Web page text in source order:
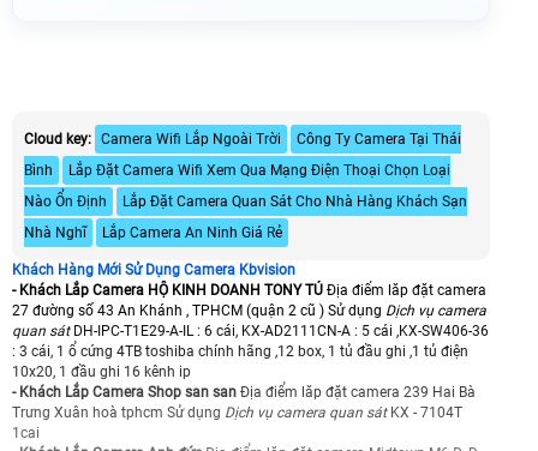
Cloud key: Camera Wifi Lắp Ngoài Trời
Công Ty Camera Tại Thái
Bình
Lắp Đặt Camera Wifi Xem Qua Mạng Điện Thoại Chọn Loại
Nào Ổn Định
Lắp Đặt Camera Quan Sát Cho Nhà Hàng Khách Sạn
Nhà Nghĩ
Lắp Camera An Ninh Giá Rẻ
Khách Hàng Mới Sử Dụng Camera Kbvision
- Khách Lắp Camera HỘ KINH DOANH TONY TÚ Địa điểm lăp đặt camera
27 đường số 43 An Khánh , TPHCM (quận 2 cũ ) Sử dụng Dịch vụ camera
quan sát DH-IPC-T1E29-A-IL : 6 cái, KX-AD2111CN-A : 5 cái ,KX-SW406-36
: 3 cái, 1 ổ cứng 4TB toshiba chính hãng ,12 box, 1 tủ đầu ghi ,1 tủ điện
10x20, 1 đầu ghi 16 kênh ip
- Khách Lắp Camera Shop san san Địa điểm lăp đặt camera 239 Hai Bà
Trưng Xuân hoà tphcm Sử dụng Dịch vụ camera quan sát KX - 7104T
1cai